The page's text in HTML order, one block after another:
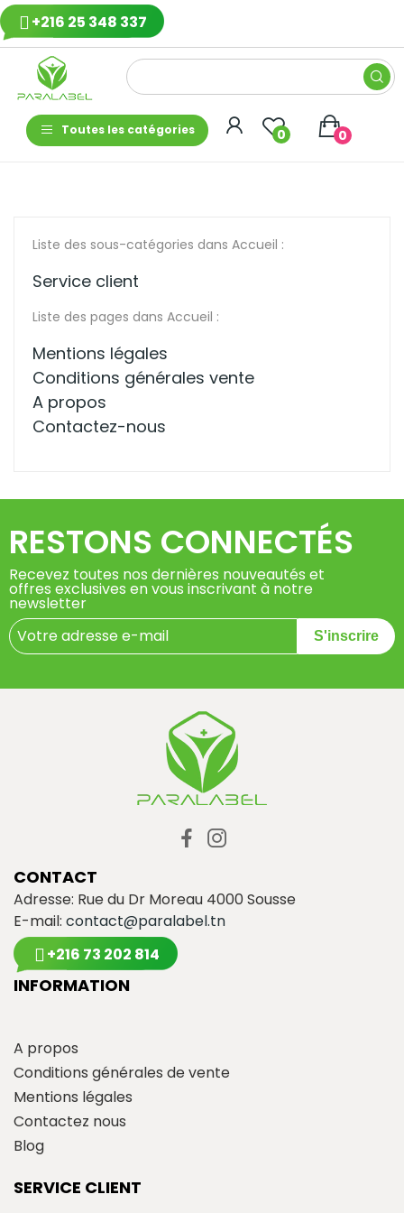
+216 25 348 337
Toutes les catégories 0 0
Liste des sous-catégories dans Accueil :
Service client
Liste des pages dans Accueil :
Mentions légales
Conditions générales vente
A propos
Contactez-nous
RESTONS CONNECTÉS
Recevez toutes nos dernières nouveautés et
offres exclusives en vous inscrivant à notre
newsletter
S'inscrire
CONTACT
Adresse: Rue du Dr Moreau 4000 Sousse
E-mail: contact@paralabel.tn
+216 73 202 814
INFORMATION
A propos
Conditions générales de vente
Mentions légales
Contactez nous
Blog
SERVICE CLIENT